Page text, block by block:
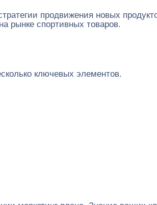
продвижения новых
рынке спортивных товаров.
ключевых элементов.